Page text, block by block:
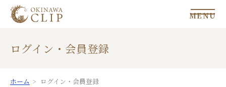
MENU
ログイン・会員登録
ホーム ログイン・会員登録